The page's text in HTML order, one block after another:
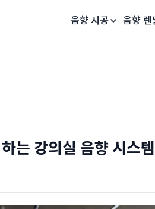
음향 시공 음향 렌
는 강의실 음향 시스